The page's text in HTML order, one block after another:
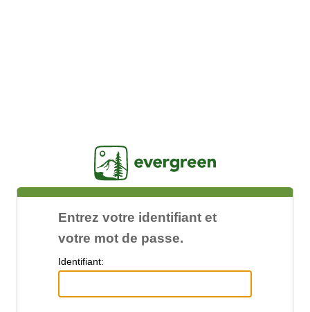
Entrez votre identifiant et
votre mot de passe.
Identifiant: